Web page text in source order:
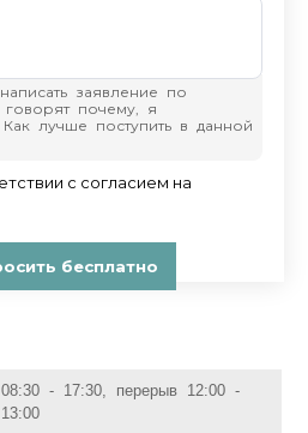
08:30 - 17:30, перерыв 12:00 -
13:00